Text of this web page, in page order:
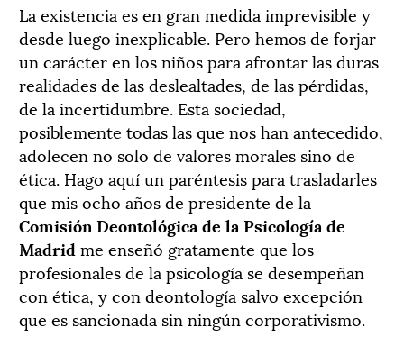
La existencia es en gran medida imprevisible y
desde luego inexplicable. Pero hemos de forjar
un carácter en los niños para afrontar las duras
realidades de las deslealtades, de las pérdidas,
de la incertidumbre. Esta sociedad,
posiblemente todas las que nos han antecedido,
adolecen no solo de valores morales sino de
ética. Hago aquí un paréntesis para trasladarles
que mis ocho años de presidente de la
Comisión Deontológica de la Psicología de
Madrid me enseñó gratamente que los
profesionales de la psicología se desempeñan
con ética, y con deontología salvo excepción
que es sancionada sin ningún corporativismo.